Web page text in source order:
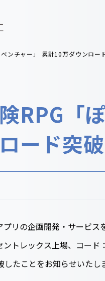
ンチャー」 累計10万ダウンロー
RPG「
ード突破
リの企画開発・サービ
トレックス上場、コー
したことをお知らせいた